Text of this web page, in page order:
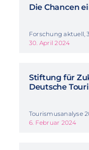
Die Chancen
Forschung aktuell,
30. April 2024
Stiftung für
Deutsche
Tourismusanalyse
6. Februar 2024